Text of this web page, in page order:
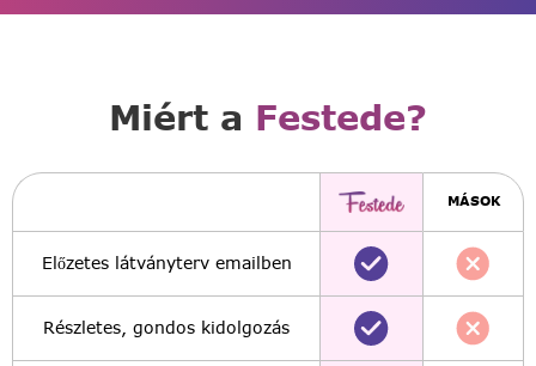
Miért a Festede?
MÁSOK
Előzetes látványterv emailben
Részletes, gondos kidolgozás